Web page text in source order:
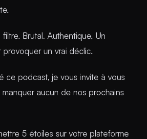
Brutal. Authentique. Un
un vrai déclic.
ce podcast, je vous invite à vous
aucun de nos prochains
5 étoiles sur votre plateforme